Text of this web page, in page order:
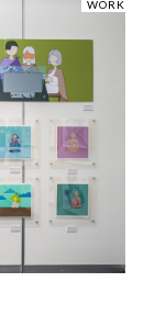
WORK